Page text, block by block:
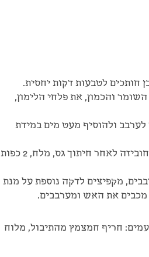
שמן זית, את זרעי השומר והכמון, את פלחי הלימון,
ולהוסיף מעט מים במידת
5. מוסיפים את הפיפאלי הטחון ואת הצ'ילי, מוסיפים את עלי החוביזה לאחר חיתוך גס, מלח, 2 כפות
מקפיצים לדקה נוספת על מנת
מכבים את האש ומערבבים.
חריף חמצמץ מהתיבול, מלוח